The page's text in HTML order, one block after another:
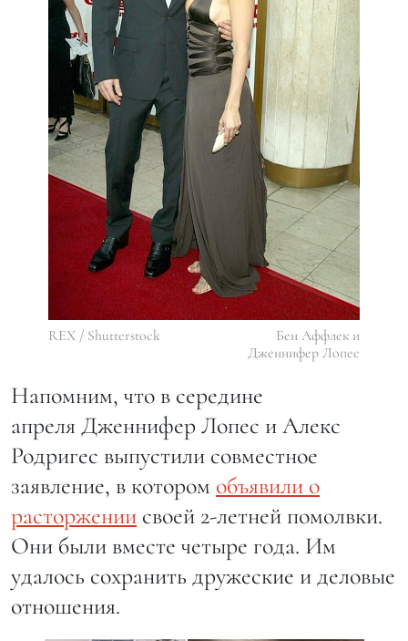
REX / Shutterstock
Бен Аффлек и
Дженнифер Лопес
Напомним, что в середине
апреля Дженнифер Лопес и Алекс
Родригес выпустили совместное
заявление, в котором объявили о
расторжении своей 2-летней помолвки.
Они были вместе четыре года. Им
удалось сохранить дружеские и деловые
отношения.